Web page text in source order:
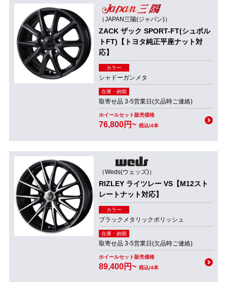
（JAPAN三陽(ジャパン)）
ZACK ザック SPORT-FT(シュポル
トFT)【トヨタ純正平座ナット対
応】
カラー
シャドーガンメタ
在庫・納期
取寄せ品 3-5営業日(欠品時ご連絡)
ホイールセット販売価格
76,800円~ 税込/4本
（Weds(ウェッズ)）
RIZLEY ライツレー VS【M12スト
レートナット対応】
カラー
ブラックメタリックポリッシュ
在庫・納期
取寄せ品 3-5営業日(欠品時ご連絡)
ホイールセット販売価格
89,400円~ 税込/4本